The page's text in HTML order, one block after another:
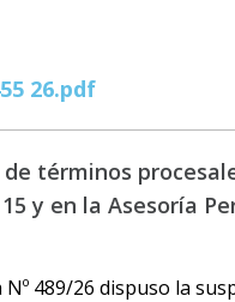
26.pdf
de términos
15 y en la Asesoría
Nº 489/26 dispuso la